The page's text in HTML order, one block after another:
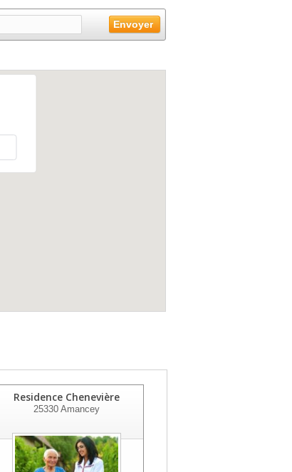
Residence Chenevière
25330Amancey